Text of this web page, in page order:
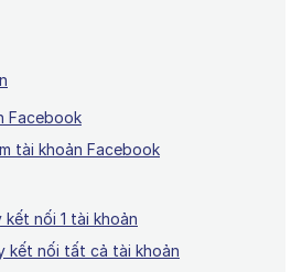
Facebook
tài khoản Facebook
kết nối 1 tài khoản
kết nối tất cả tài khoản